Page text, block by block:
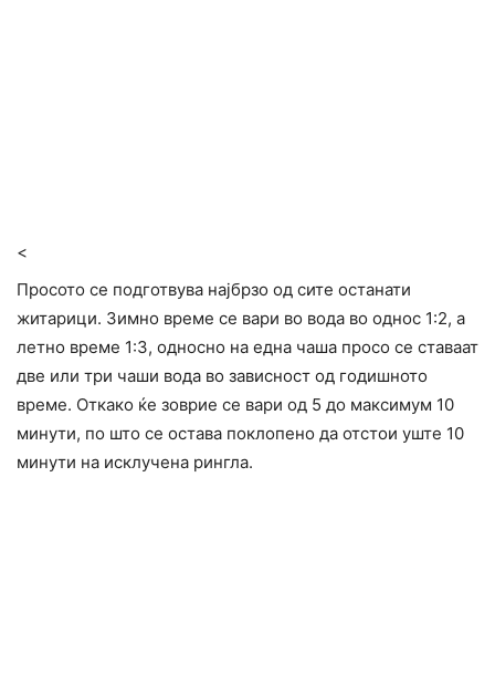
<
Просото се подготвува најбрзо од сите останати
житарици. Зимно време се вари во вода во однос 1:2, а
летно време 1:3, односно на една чаша просо се ставаат
две или три чаши вода во зависност од годишното
време. Откако ќе зоврие се вари од 5 до максимум 10
минути, по што се остава поклопено да отстои уште 10
минути на исклучена рингла.